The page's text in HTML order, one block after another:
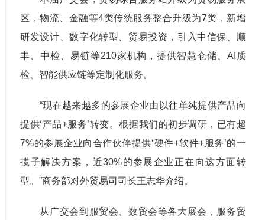
区，物流、金融等4类传统服务整合升级为7类，新增
研发设计、数字化转型、贸易投资，引入中信保、顺
丰、中检、易链等210家机构，提供智慧仓储、AI质
检、智能供应链等定制化服务。
“现在越来越多的参展企业由以往单纯提供产品向
提供‘产品+服务’转变。根据我们的初步调研，已有超
7%的参展企业向合作伙伴提供‘硬件+软件+服务’的一
揽子解决方案，近30%的参展企业正在向这方面转
型。”商务部对外贸易司司长王志华介绍。
从广交会到服贸会、数贸会等各大展会，服务贸